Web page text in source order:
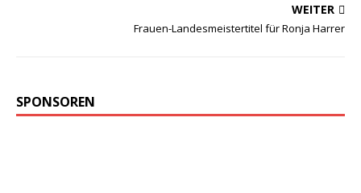
WEITER
Frauen-Landesmeistertitel für Ronja Harrer
SPONSOREN